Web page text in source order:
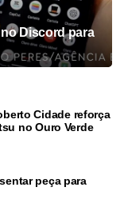
Discord para
Cidade reforça
no Ouro Verde
peça para